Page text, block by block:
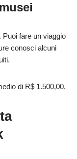
fare un viaggio
conosci alcuni
di R$ 1.500,00.